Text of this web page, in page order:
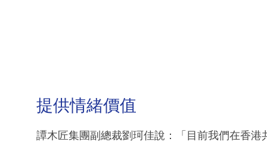
提供情緒價值
譚木匠集團副總裁劉珂佳說：「目前我們在香